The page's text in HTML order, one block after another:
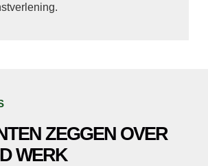
ZEGGEN OVER
WERK